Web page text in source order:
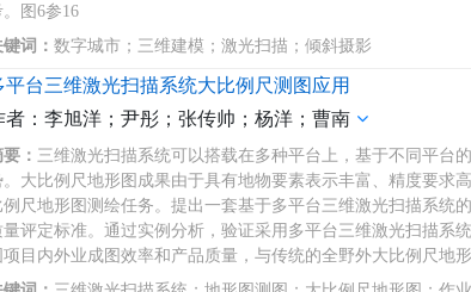
。图6参16
词： 数字城市；三维建模；激光扫描；倾斜摄影
平台三维激光扫描系统大比例尺测图应用
者：李旭洋；尹彤；张传帅；杨洋；曹南
： 三维激光扫描系统可以搭载在多种平台上，基于不同平台
。大比例尺地形图成果由于具有地物要素表示丰富、精度要求
例尺地形图测绘任务。提出一套基于多平台三维激光扫描系统
量评定标准。通过实例分析，验证采用多平台三维激光扫描系
项目内外业成图效率和产品质量，与传统的全野外大比例尺地